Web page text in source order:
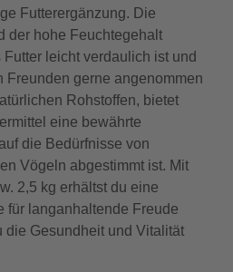
Futterergänzung. Die
der hohe Feuchtegehalt
leicht verdaulich ist und
Freunden gerne angenommen
Rohstoffen, bietet
eine bewährte
die Bedürfnisse von
Vögeln abgestimmt ist. Mit
2,5 kg erhältst du eine
für langanhaltende Freude
die Gesundheit und Vitalität